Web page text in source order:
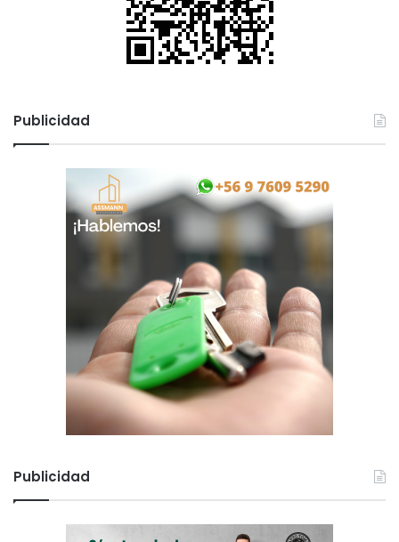
Publicidad
Publicidad